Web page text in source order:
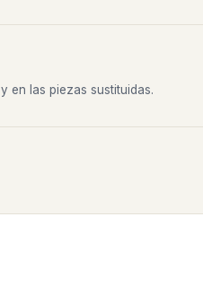
en las piezas sustituidas.